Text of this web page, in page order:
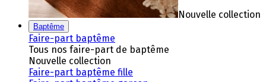
Nouvelle collection
Baptême
Faire-part baptême
Tous nos faire-part de baptême
Nouvelle collection
Faire-part baptême fille